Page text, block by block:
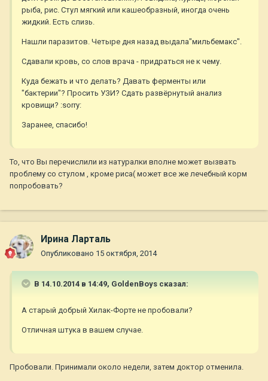
рыба, рис. Стул мягкий или кашеобразный, иногда очень
жидкий. Есть слизь.
Нашли паразитов. Четыре дня назад выдала"мильбемакс".
Сдавали кровь, со слов врача - придраться не к чему.
Куда бежать и что делать? Давать ферменты или
"бактерии"? Просить УЗИ? Сдать развёрнутый анализ
кровищи? :sorry:
Заранее, спасибо!
То, что Вы перечислили из натуралки вполне может вызвать
проблему со стулом , кроме риса( может все же лечебный корм
попробовать?
Ирина Ларталь
Опубликовано 15 октября, 2014
В 14.10.2014 в 14:49, GoldenBoys сказал:
А старый добрый Хилак-Форте не пробовали?
Отличная штука в вашем случае.
Пробовали. Принимали около недели, затем доктор отменила.